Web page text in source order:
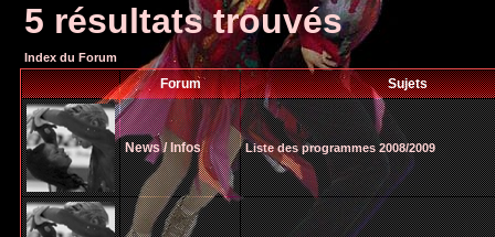
5 résultats trouvés
Index du Forum
Forum Sujets
News / Infos Liste des programmes 2008/2009